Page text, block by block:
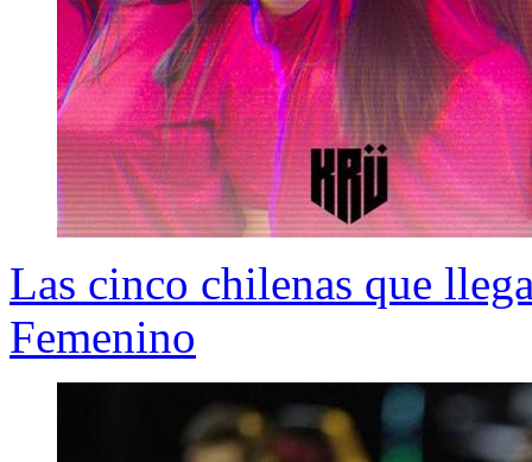
Las cinco chilenas que
Femenino